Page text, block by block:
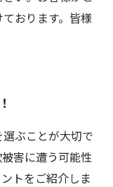
おります。皆様
ぶことが大切で
害に遭う可能性
トをご紹介しま